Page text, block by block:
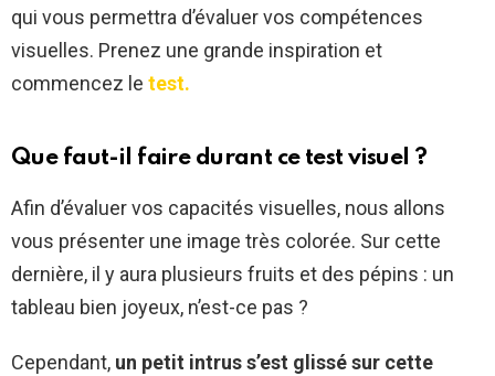
qui vous permettra d’évaluer vos compétences
visuelles. Prenez une grande inspiration et
commencez le test.
Que faut-il faire durant ce test visuel ?
Afin d’évaluer vos capacités visuelles, nous allons
vous présenter une image très colorée. Sur cette
dernière, il y aura plusieurs fruits et des pépins : un
tableau bien joyeux, n’est-ce pas ?
Cependant, un petit intrus s’est glissé sur cette